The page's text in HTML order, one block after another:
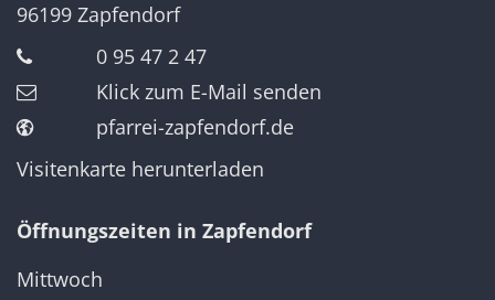
96199 Zapfendorf
0 95 47 2 47
Klick zum E-Mail senden
pfarrei-zapfendorf.de
Visitenkarte herunterladen
Öffnungszeiten in Zapfendorf
Mittwoch